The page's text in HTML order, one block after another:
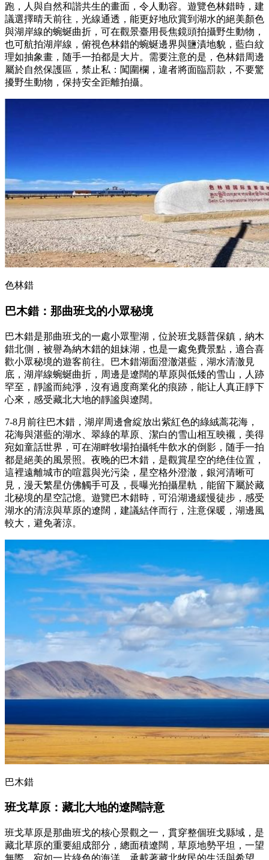
跑，人與自然和諧共生的畫面，令人動容。遊覽色林錯時，建
議選擇晴天前往，光線通透，能更好地欣賞到湖水的絕美顏色
與湖岸線的蜿蜒曲折，可在觀景臺用長焦鏡頭拍攝野生動物，
也可航拍湖岸線，俯視色林錯的蜿蜒邊界與鹽漬地貌，藍白紋
理如抽象畫，随手一拍都是大片。需要注意的是，色林錯周邊
屬於自然保護區，禁止私：闖圍欄，違者將面臨罰款，不要驚
擾野生動物，保持安全距離拍攝。
色林錯
巴木錯： 那曲班戈的小眾秘境
巴木錯是那曲班戈的一處小眾聖湖，位於班戈縣普保鎮，納木
錯北側，被譽為納木錯的姐妹湖，也是一處免費景點，適合喜
歡小眾秘境的遊客前往。巴木錯湖面澄澈湛藍，湖水清澈見
底，湖岸線蜿蜒曲折，周邊是遼闊的草原與低矮的雪山，人跡
罕至，靜謐而純淨，沒有過度商業化的痕跡，能让人真正靜下
心來，感受藏北大地的靜謐與遼闊。
7-8月前往巴木錯，湖岸周邊會綻放出紫紅色的綠絨蒿花海，
花海與湛藍的湖水、翠綠的草原、潔白的雪山相互映襯，美得
宛如童話世界，可在湖畔牧場拍攝牦牛飲水的倒影，随手一拍
都是絕美的風景照。夜晚的巴木錯，是觀賞星空的绝佳位置，
這裡遠離城市的喧囂與光污染，星空格外澄澈，銀河清晰可
見，漫天繁星仿佛觸手可及，長曝光拍攝星軌，能留下屬於藏
北秘境的星空記憶。遊覽巴木錯時，可沿湖邊緩慢徒步，感受
湖水的清涼與草原的遼闊，建議結伴而行，注意保暖，湖邊風
較大，避免著涼。
巴木錯
班戈草原 ： 藏北大地的遼闊詩意
班戈草原是那曲班戈的核心景觀之一，貫穿整個班戈縣域，是
藏北草原的重要組成部分，總面積遼闊，草原地勢平坦，一望
無際，宛如一片綠色的海洋，承載著藏北牧民的生活與希望。